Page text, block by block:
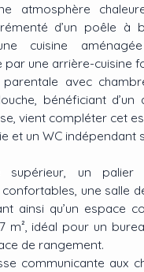
atmosphère
d’un poêle à
cuisine
une arrière-cuisine
parentale avec
bénéficiant d’un
vient compléter cet
et un WC indépendant
supérieur, un palier
une salle
ainsi qu’un espace
m², idéal pour un
de rangement.
communicante aux